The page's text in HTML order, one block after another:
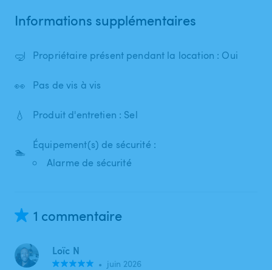
Informations supplémentaires
🤿 Propriétaire présent pendant la location : Oui
👀 Pas de vis à vis
💧 Produit d'entretien : Sel
🏊
Équipement(s) de sécurité :
Alarme de sécurité
1 commentaire
Loïc N
• juin 2026